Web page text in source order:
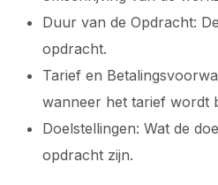
Duur van de Opdracht:
opdracht.
Tarief en
wanneer het tarief wordt
Doelstellingen: Wat de
opdracht zijn.